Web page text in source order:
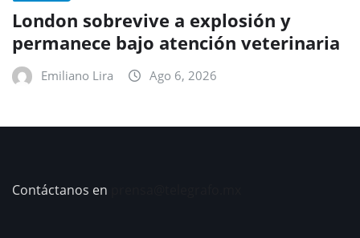
London sobrevive a explosión y
permanece bajo atención veterinaria
Emiliano Lira Ago 6, 2026
Contáctanos en